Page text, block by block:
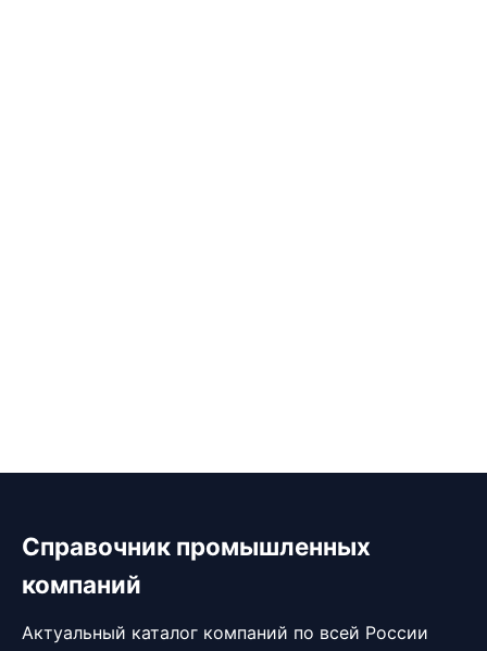
Справочник промышленных
компаний
Актуальный каталог компаний по всей России